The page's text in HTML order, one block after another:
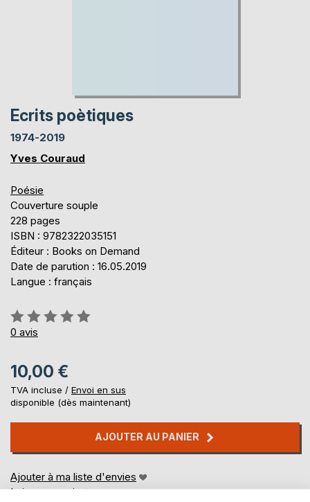
Ecrits poètiques
1974-2019
Yves Couraud
Poésie
Couverture souple
228 pages
ISBN : 9782322035151
Éditeur : Books on Demand
Date de parution : 16.05.2019
Langue : français
Évaluation:
0%
0 avis
10,00 €
TVA incluse / Envoi en sus
disponible (dès maintenant)
AJOUTER AU PANIER
Ajouter à ma liste d'envies
Laisser un avis